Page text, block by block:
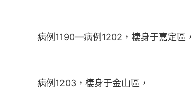
病例1190—病例1202，棲身于嘉定區，
病例1203，棲身于金山區，